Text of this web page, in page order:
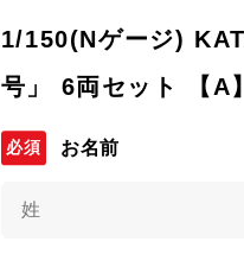
1/150(Nゲージ)
号」 6両セット 【A
お名前